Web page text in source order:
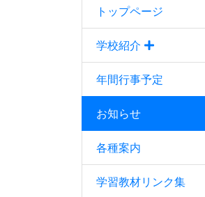
トップページ
学校紹介
年間行事予定
お知らせ
各種案内
学習教材リンク集